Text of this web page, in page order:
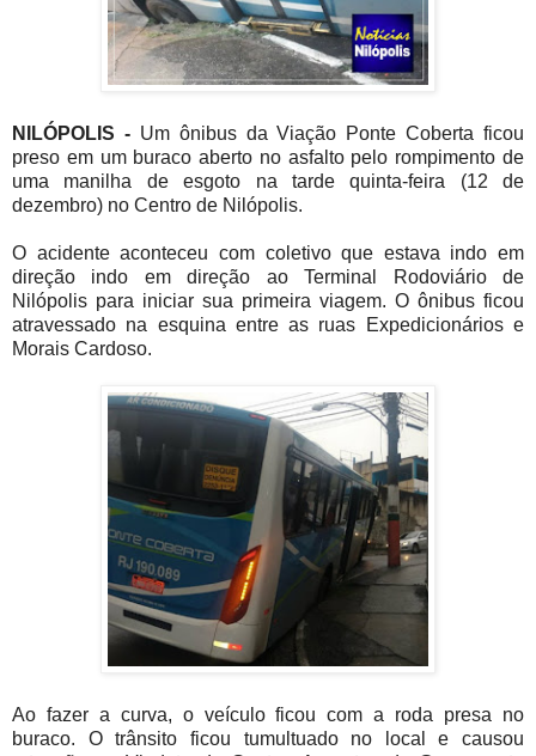
NILÓPOLIS -Um ônibus da Viação Ponte Coberta ficou
preso em um buraco aberto no asfalto pelo rompimento de
uma manilha de esgoto na tarde quinta-feira (12 de
dezembro) no Centro de Nilópolis.
O acidente aconteceu com coletivo que estava indo em
direção indo em direção ao Terminal Rodoviário de
Nilópolis para iniciar sua primeira viagem. O ônibus ficou
atravessado na esquina entre as ruas Expedicionários e
Morais Cardoso.
Ao fazer a curva, o veículo ficou com a roda presa no
buraco. O trânsito ficou tumultuado no local e causou